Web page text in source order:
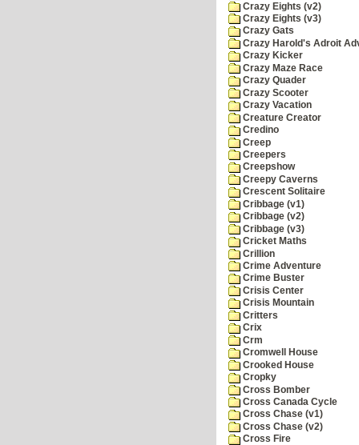
Crazy Eights (v2)
Crazy Eights (v3)
Crazy Gats
Crazy Harold's Adroit
Crazy Kicker
Crazy Maze Race
Crazy Quader
Crazy Scooter
Crazy Vacation
Creature Creator
Credino
Creep
Creepers
Creepshow
Creepy Caverns
Crescent Solitaire
Cribbage (v1)
Cribbage (v2)
Cribbage (v3)
Cricket Maths
Crillion
Crime Adventure
Crime Buster
Crisis Center
Crisis Mountain
Critters
Crix
Crm
Cromwell House
Crooked House
Cropky
Cross Bomber
Cross Canada Cycle
Cross Chase (v1)
Cross Chase (v2)
Cross Fire